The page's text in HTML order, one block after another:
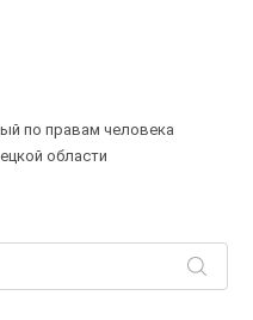
по правам человека
области